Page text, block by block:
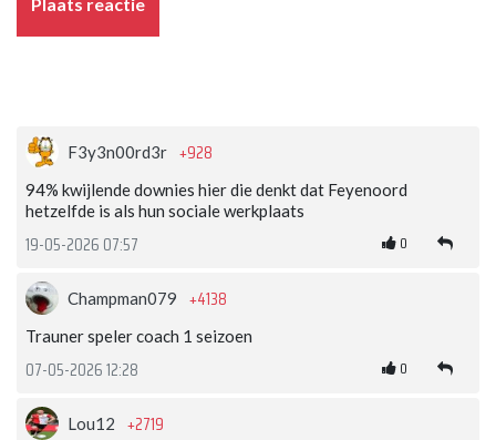
F3y3n00rd3r +928
94% kwijlende downies hier die denkt dat Feyenoord
hetzelfde is als hun sociale werkplaats
19-05-2026 07:57 0
Champman079 +4138
Trauner speler coach 1 seizoen
07-05-2026 12:28 0
Lou12 +2719